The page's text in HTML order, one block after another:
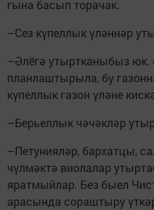
гына басып торачак.
–Сез күпеллык үләннәр
–Әлёгә утыртканыбыз юк.
планлаштырыла, бу
күпеллык газон үләне
–Берьеллык чәчәкләр
–Петунияләр, бархатцы,
чүлмәктә виолалар
яратмыйлар. Без быел
арасында сораштыру